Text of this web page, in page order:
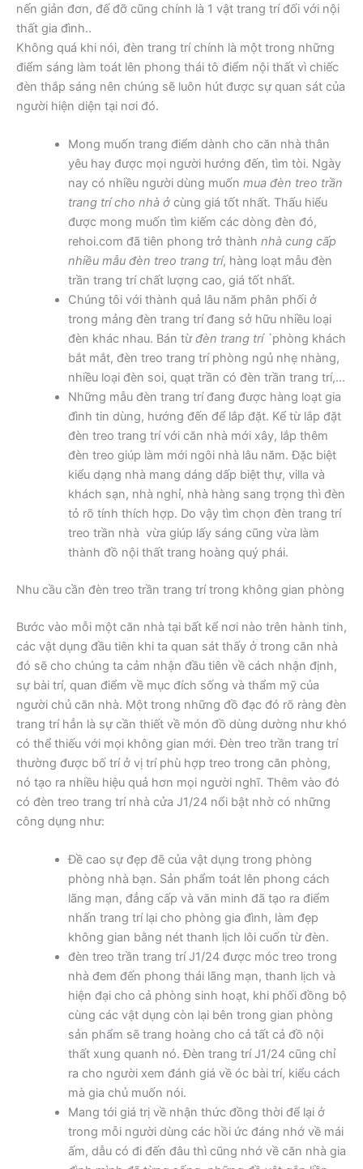
nến giản đơn, đế đỡ cũng chính là 1 vật trang trí đối với nội
thất gia đình..
Không quá khi nói, đèn trang trí chính là một trong những
điểm sáng làm toát lên phong thái tô điểm nội thất vì chiếc
đèn thắp sáng nên chúng sẽ luôn hút được sự quan sát của
người hiện diện tại nơi đó.
Mong muốn trang điểm dành cho căn nhà thân
yêu hay được mọi người hướng đến, tìm tòi. Ngày
nay có nhiều người dùng muốn mua đèn treo trần
trang trí cho nhà ởcùng giá tốt nhất. Thấu hiểu
được mong muốn tìm kiếm các dòng đèn đó,
rehoi.com đã tiên phong trở thành nhà cung cấp
nhiều mẫu đèn treo trang trí, hàng loạt mẫu đèn
trần trang trí chất lượng cao, giá tốt nhất.
Chúng tôi với thành quả lâu năm phân phối ở
trong mảng đèn trang trí đang sở hữu nhiều loại
đèn khác nhau. Bán từđèn trang trí `phòng khách
bắt mắt, đèn treo trang trí phòng ngủ nhẹ nhàng,
nhiều loại đèn soi, quạt trần có đèn trần trang trí,…
Những mẫu đèn trang trí đang được hàng loạt gia
đình tin dùng, hướng đến để lắp đặt. Kể từ lắp đặt
đèn treo trang trí với căn nhà mới xây, lắp thêm
đèn treo giúp làm mới ngôi nhà lâu năm. Đặc biệt
kiểu dạng nhà mang dáng dấp biệt thự, villa và
khách sạn, nhà nghỉ, nhà hàng sang trọng thì đèn
tỏ rõ tính thích hợp. Do vậy tìm chọn đèn trang trí
treo trần nhà vừa giúp lấy sáng cũng vừa làm
thành đồ nội thất trang hoàng quý phái.
Nhu cầu cần đèn treo trần trang trí trong không gian phòng
Bước vào mỗi một căn nhà tại bất kể nơi nào trên hành tinh,
các vật dụng đầu tiên khi ta quan sát thấy ở trong căn nhà
đó sẽ cho chúng ta cảm nhận đầu tiên về cách nhận định,
sự bài trí, quan điểm về mục đích sống và thẩm mỹ của
người chủ căn nhà. Một trong những đồ đạc đó rõ ràng đèn
trang trí hẳn là sự cần thiết về món đồ dùng dường như khó
có thể thiếu với mọi không gian mới. Đèn treo trần trang trí
thường được bố trí ở vị trí phù hợp treo trong căn phòng,
nó tạo ra nhiều hiệu quả hơn mọi người nghĩ. Thêm vào đó
có đèn treo trang trí nhà cửa J1/24 nổi bật nhờ có những
công dụng như:
Đề cao sự đẹp đẽ của vật dụng trong phòng
phòng nhà bạn. Sản phẩm toát lên phong cách
lãng mạn, đẳng cấp và văn minh đã tạo ra điểm
nhấn trang trí lại cho phòng gia đình, làm đẹp
không gian bằng nét thanh lịch lôi cuốn từ đèn.
đèn treo trần trang trí J1/24 được móc treo trong
nhà đem đến phong thái lãng mạn, thanh lịch và
hiện đại cho cả phòng sinh hoạt, khi phối đồng bộ
cùng các vật dụng còn lại bên trong gian phòng
sản phẩm sẽ trang hoàng cho cả tất cả đồ nội
thất xung quanh nó. Đèn trang trí J1/24 cũng chỉ
ra cho người xem đánh giá về óc bài trí, kiểu cách
mà gia chủ muốn nói.
Mang tới giá trị về nhận thức đồng thời để lại ở
trong mỗi người dùng các hồi ức đáng nhớ về mái
ấm, dẫu có đi đến đâu thì cũng nhớ về căn nhà gia